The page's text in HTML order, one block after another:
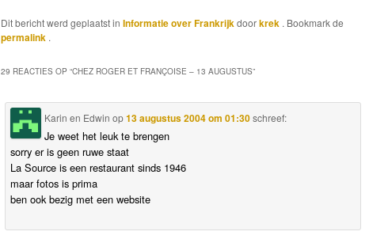
Dit bericht werd geplaatst inInformatie over Frankrijkdoorkrek . Bookmark de
permalink .
29 REACTIES OP “CHEZ ROGER ET FRANÇOISE – 13 AUGUSTUS”
Karin en Edwin op13 augustus 2004 om 01:30schreef:
Je weet het leuk te brengen
sorry er is geen ruwe staat
La Source is een restaurant sinds 1946
maar fotos is prima
ben ook bezig met een website